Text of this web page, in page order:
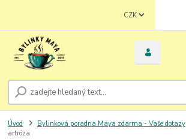
CZK
Úvod Bylinková poradna Maya zdarma - Vaše dotazy
artróza